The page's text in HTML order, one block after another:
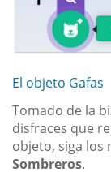
El objeto Gafas
Tomado de la
disfraces que
objeto, siga los
Sombreros.